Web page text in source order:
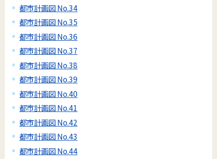
都市計画図 No.34
都市計画図 No.35
都市計画図 No.36
都市計画図 No.37
都市計画図 No.38
都市計画図 No.39
都市計画図 No.40
都市計画図 No.41
都市計画図 No.42
都市計画図 No.43
都市計画図 No.44